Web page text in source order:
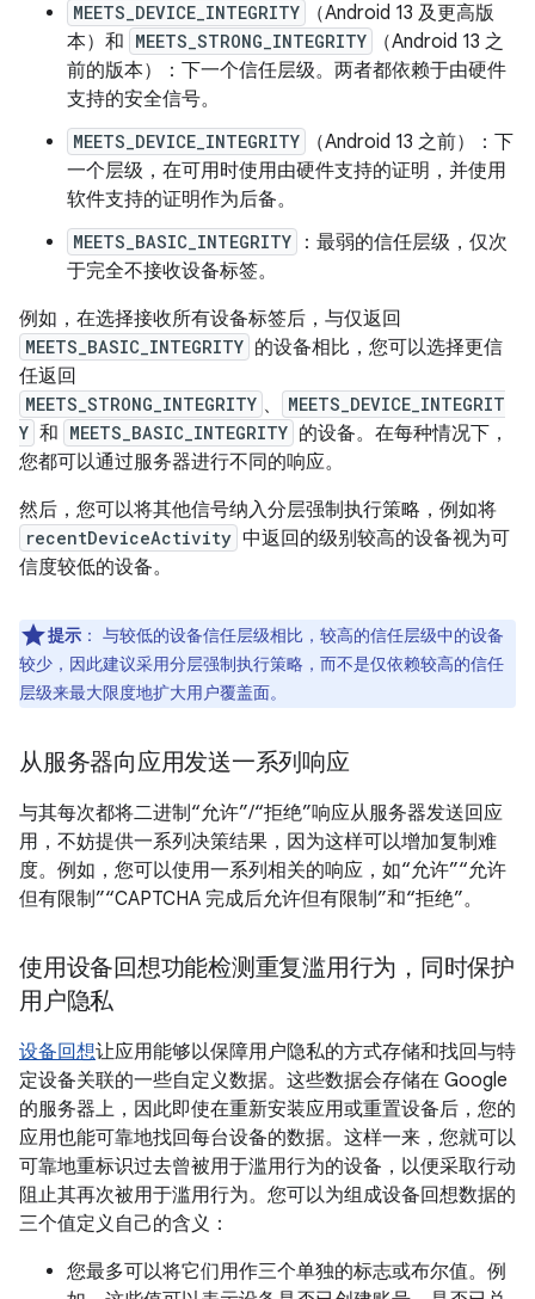
MEETS_DEVICE_INTEGRITY
（Android 13 及更高版
本）和 MEETS_STRONG_INTEGRITY
（Android 13 之
前的版本）：下一个信任层级。两者都依赖于由硬件
支持的安全信号。
MEETS_DEVICE_INTEGRITY
（Android 13 之前）：下
一个层级，在可用时使用由硬件支持的证明，并使用
软件支持的证明作为后备。
MEETS_BASIC_INTEGRITY
：最弱的信任层级，仅次
于完全不接收设备标签。
例如，在选择接收所有设备标签后，与仅返回
MEETS_BASIC_INTEGRITY 的设备相比，您可以选择更信
任返回
MEETS_STRONG_INTEGRITY 、
MEETS_DEVICE_INTEGRIT
Y 和 MEETS_BASIC_INTEGRITY 的设备。在每种情况下，
您都可以通过服务器进行不同的响应。
然后，您可以将其他信号纳入分层强制执行策略，例如将
recentDeviceActivity 中返回的级别较高的设备视为可
信度较低的设备。
提示 ： 与较低的设备信任层级相比，较高的信任层级中的设备
较少，因此建议采用分层强制执行策略，而不是仅依赖较高的信任
层级来最大限度地扩大用户覆盖面。
从服务器向应用发送一系列响应
与其每次都将二进制“允许”/“拒绝”响应从服务器发送回应
用，不妨提供一系列决策结果，因为这样可以增加复制难
度。例如，您可以使用一系列相关的响应，如“允许”“允许
但有限制”“CAPTCHA 完成后允许但有限制”和“拒绝”。
使用设备回想功能检测重复滥用行为，同时保护
用户隐私
设备回想让应用能够以保障用户隐私的方式存储和找回与特
定设备关联的一些自定义数据。这些数据会存储在 Google
的服务器上，因此即使在重新安装应用或重置设备后，您的
应用也能可靠地找回每台设备的数据。这样一来，您就可以
可靠地重标识过去曾被用于滥用行为的设备，以便采取行动
阻止其再次被用于滥用行为。您可以为组成设备回想数据的
三个值定义自己的含义：
您最多可以将它们用作三个单独的标志或布尔值。例